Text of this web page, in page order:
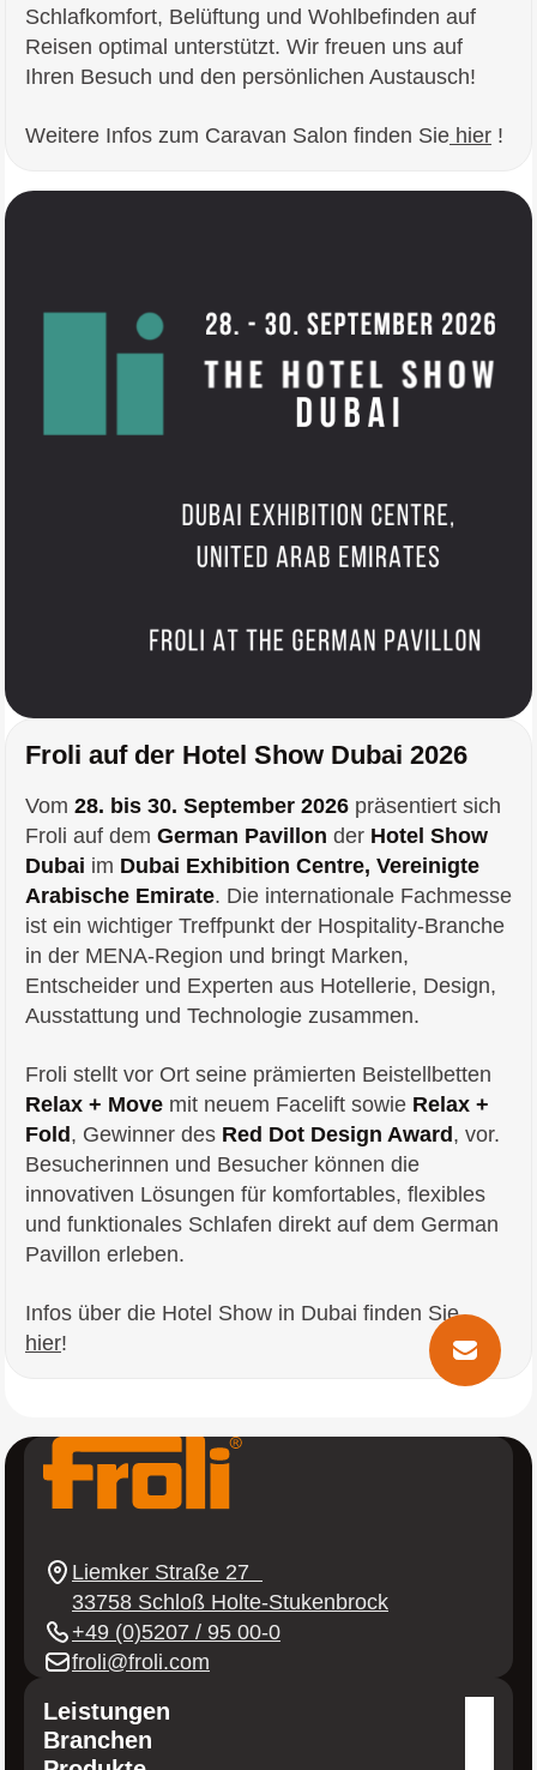
Schlafkomfort, Belüftung und Wohlbefinden auf
Reisen optimal unterstützt. Wir freuen uns auf
Ihren Besuch und den persönlichen Austausch!
Weitere Infos zum Caravan Salon finden Sie hier !
Froli auf der Hotel Show Dubai 2026
Vom 28. bis 30. September 2026 präsentiert sich
Froli auf dem German Pavillon der Hotel Show
Dubai im Dubai Exhibition Centre, Vereinigte
Arabische Emirate. Die internationale Fachmesse
ist ein wichtiger Treffpunkt der Hospitality-Branche
in der MENA-Region und bringt Marken,
Entscheider und Experten aus Hotellerie, Design,
Ausstattung und Technologie zusammen.
Froli stellt vor Ort seine prämierten Beistellbetten
Relax + Move mit neuem Facelift sowie Relax +
Fold , Gewinner des Red Dot Design Award , vor.
Besucherinnen und Besucher können die
innovativen Lösungen für komfortables, flexibles
und funktionales Schlafen direkt auf dem German
Pavillon erleben.
Infos über die Hotel Show in Dubai finden Sie
hier!
Kontakt
Liemker Straße 27
33758 Schloß Holte-Stukenbrock
+49 (0)5207 / 95 00-0
froli@froli.com
Leistungen
Kunststoffverarbeitung
Branchen